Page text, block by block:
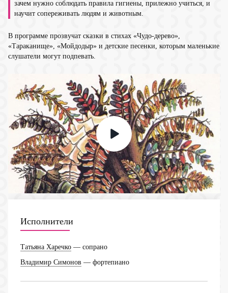
зачем нужно соблюдать правила гигиены, прилежно учиться, и
научит сопереживать людям и животным.
В программе прозвучат сказки в стихах «Чудо-дерево»,
«Тараканище», «Мойдодыр» и детские песенки, которым маленькие
слушатели могут подпевать.
Исполнители
Татьяна Харечко — сопрано
Владимир Симонов — фортепиано